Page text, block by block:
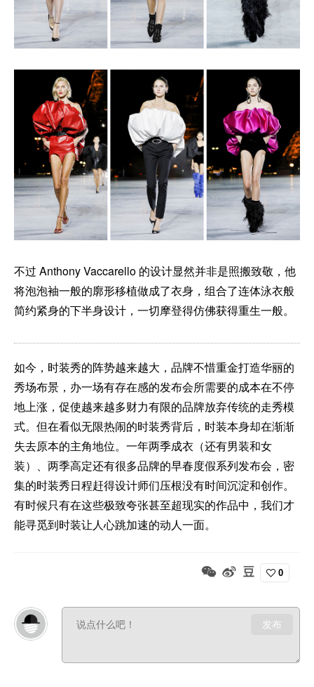
不过 Anthony Vaccarello 的设计显然并非是照搬致敬，他
将泡泡袖一般的廓形移植做成了衣身，组合了连体泳衣般
简约紧身的下半身设计，一切摩登得仿佛获得重生一般。
如今，时装秀的阵势越来越大，品牌不惜重金打造华丽的
秀场布景，办一场有存在感的发布会所需要的成本在不停
地上涨，促使越来越多财力有限的品牌放弃传统的走秀模
式。但在看似无限热闹的时装秀背后，时装本身却在渐渐
失去原本的主角地位。一年两季成衣（还有男装和女
装）、两季高定还有很多品牌的早春度假系列发布会，密
集的时装秀日程赶得设计师们压根没有时间沉淀和创作。
有时候只有在这些极致夸张甚至超现实的作品中，我们才
能寻觅到时装让人心跳加速的动人一面。
0
发布